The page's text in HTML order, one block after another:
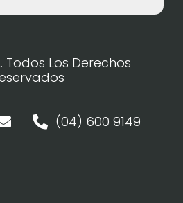
Todos Los Derechos
(04) 600 9149